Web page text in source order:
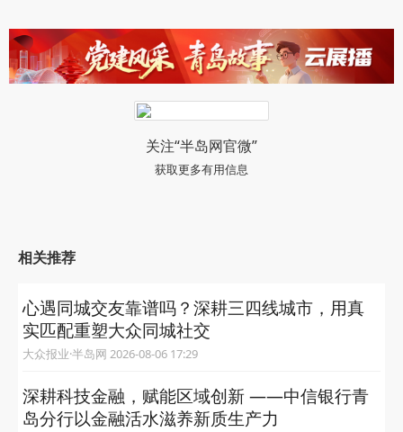
关注“半岛网官微”
获取更多有用信息
相关推荐
心遇同城交友靠谱吗？深耕三四线城市，用真
实匹配重塑大众同城社交
大众报业·半岛网 2026-08-06 17:29
深耕科技金融，赋能区域创新 ——中信银行青
岛分行以金融活水滋养新质生产力